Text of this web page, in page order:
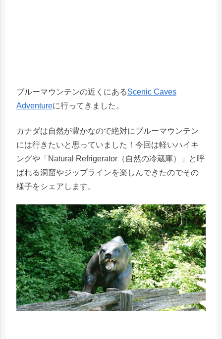
ブルーマウンテンの近くにあるScenic Caves
Adventureに行ってきました。
カナダは自然が豊かなので絶対にブルーマウンテン
には行きたいと思っていました！今回は軽いハイキ
ングや「Natural Refrigerator（自然の冷蔵庫）」と呼
ばれる洞窟やジップラインを楽しんできたのでその
様子をシェアします。